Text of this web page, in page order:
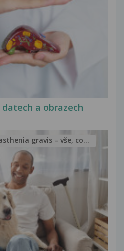
a obrazech
gravis – vše, co...